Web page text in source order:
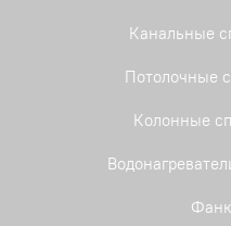
Канальные
Потолочные
Колонные